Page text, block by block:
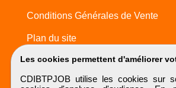
Les cookies permettent d'améliorer
CDIBTPJOB utilise les cookies sur
Conditions Générales de Vente
Plan du site